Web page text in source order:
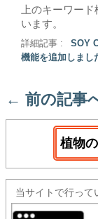
上のキーワード
います。
詳細記事 :
SOY
機能を追加しまし
← 前の記事
植物
当サイトで行って